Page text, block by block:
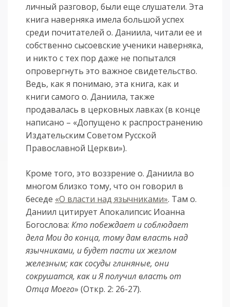
личный разговор, были еще слушатели. Эта
книга наверняка имела большой успех
среди почитателей о. Даниила, читали ее и
собственно сысоевские ученики наверняка,
и никто с тех пор даже не попытался
опровергнуть это важное свидетельство.
Ведь, как я понимаю, эта книга, как и
книги самого о. Даниила, также
продавалась в церковных лавках (в конце
написано – «Допущено к распространению
Издательским Советом Русской
Православной Церкви»).
Кроме того, это воззрение о. Даниила во
многом близко тому, что он говорил в
беседе «О власти над язычниками». Там о.
Даниил цитирует Апокалипсис Иоанна
Богослова:Кто побеждает и соблюдает
дела Мои до конца, тому дам власть над
язычниками, и будет пасти их жезлом
железным; как сосуды глиняные, они
сокрушатся, как и Я получил власть от
Отца Моего» (Откр. 2: 26-27).